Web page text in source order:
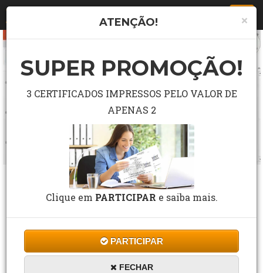
CURSO GRÁTIS DE BÁSICO MICROSOFT
POWERPOINT 365
3 Estrelas de 100 Avaliações
Cursos Informática
10 a 60 horas
×
ATENÇÃO!
SUPER PROMOÇÃO!
3 CERTIFICADOS IMPRESSOS PELO VALOR DE
APENAS 2
Clique em PARTICIPAR e saiba mais.
PARTICIPAR
FECHAR